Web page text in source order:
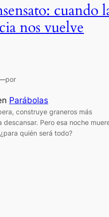
cuando
nos vuelve
por
Parábolas
construye graneros más
descansar. Pero esa noche
quién será todo?